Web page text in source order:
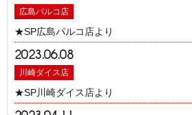
広島パルコ店
★SP広島パルコ店より
2023.06.08
川崎ダイス店
★SP川崎ダイス店より